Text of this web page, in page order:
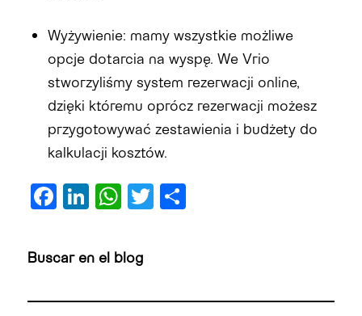
Wyżywienie: mamy wszystkie możliwe
opcje dotarcia na wyspę. WeVrio
stworzyliśmy system rezerwacji online,
dzięki któremu oprócz rezerwacji możesz
przygotowywać zestawienia i budżety do
kalkulacji kosztów.
Facebook
LinkedIn
WhatsApp
Twitter
Share
Buscar en el blog